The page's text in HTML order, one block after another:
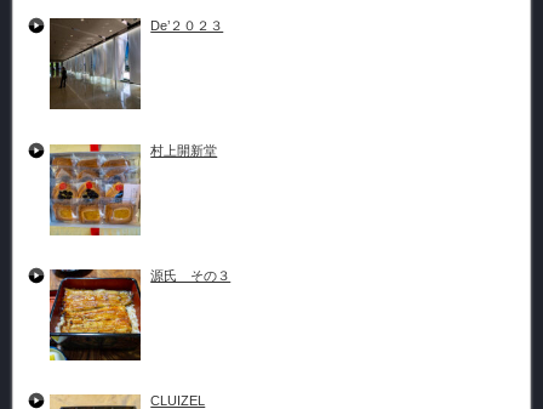
De’２０２３
村上開新堂
源氏 その３
CLUIZEL